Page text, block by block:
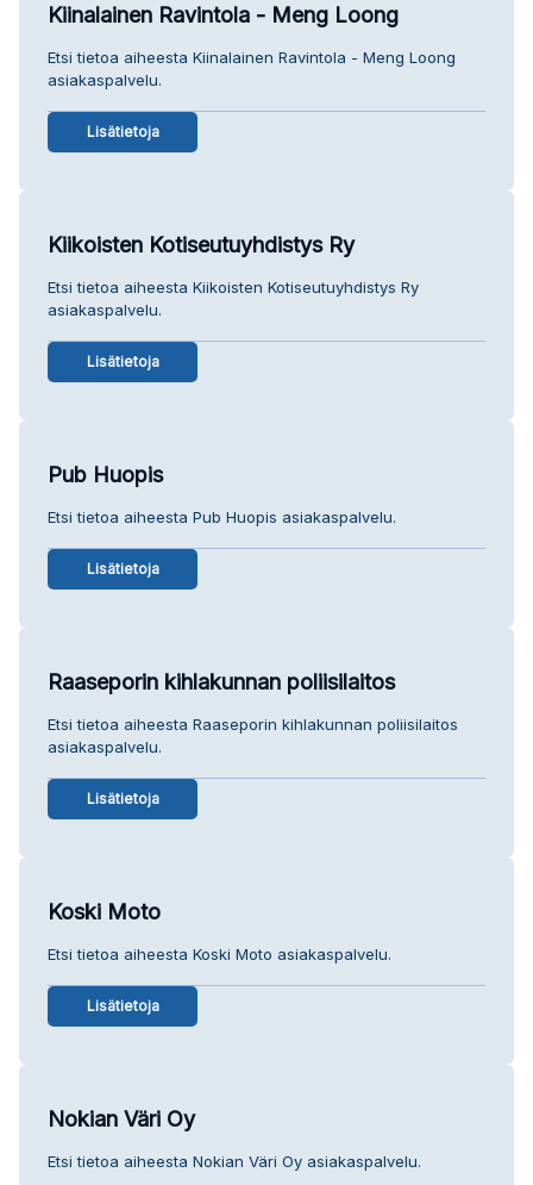
Kiinalainen Ravintola - Meng Loong
Etsi tietoa aiheesta Kiinalainen Ravintola - Meng Loong
asiakaspalvelu.
Lisätietoja
Kiikoisten Kotiseutuyhdistys Ry
Etsi tietoa aiheesta Kiikoisten Kotiseutuyhdistys Ry
asiakaspalvelu.
Lisätietoja
Pub Huopis
Etsi tietoa aiheesta Pub Huopis asiakaspalvelu.
Lisätietoja
Raaseporin kihlakunnan poliisilaitos
Etsi tietoa aiheesta Raaseporin kihlakunnan poliisilaitos
asiakaspalvelu.
Lisätietoja
Koski Moto
Etsi tietoa aiheesta Koski Moto asiakaspalvelu.
Lisätietoja
Nokian Väri Oy
Etsi tietoa aiheesta Nokian Väri Oy asiakaspalvelu.